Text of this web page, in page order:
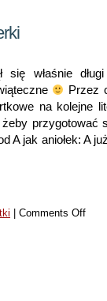
się właśnie
Przez
na kolejne
przygotować
A jak aniołek: A
Comments Offon